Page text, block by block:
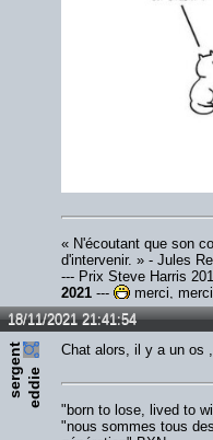
« N'écoutant que son
d'intervenir. » - Jules
--- Prix Steve Harris
2021 ---
merci,
18/11/2021 21:41:54
s
e
rg
e
n
t
e
d
d
ie
Chat alors, il y a un os
"born to lose, lived to
"nous sommes tous